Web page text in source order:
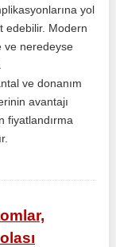
yol
edebilir. Modern
ve neredeyse
ve donanım
avantajı
fiyatlandırma